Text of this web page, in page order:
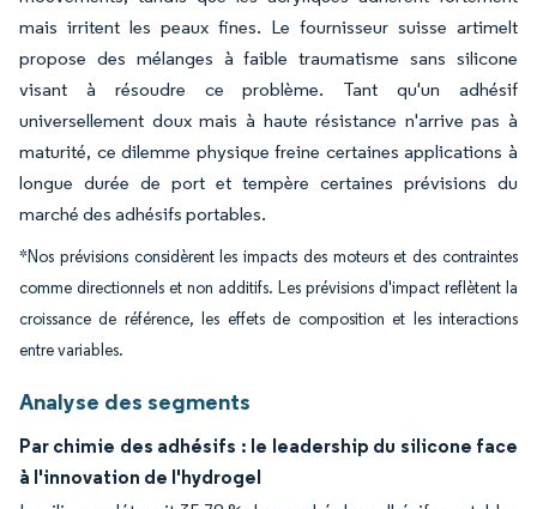
mais irritent les peaux fines. Le fournisseur suisse artimelt
propose des mélanges à faible traumatisme sans silicone
visant à résoudre ce problème. Tant qu'un adhésif
universellement doux mais à haute résistance n'arrive pas à
maturité, ce dilemme physique freine certaines applications à
longue durée de port et tempère certaines prévisions du
marché des adhésifs portables.
*Nos prévisions considèrent les impacts des moteurs et des contraintes
comme directionnels et non additifs. Les prévisions d'impact reflètent la
croissance de référence, les effets de composition et les interactions
entre variables.
Analyse des segments
Par chimie des adhésifs : le leadership du silicone face
à l'innovation de l'hydrogel